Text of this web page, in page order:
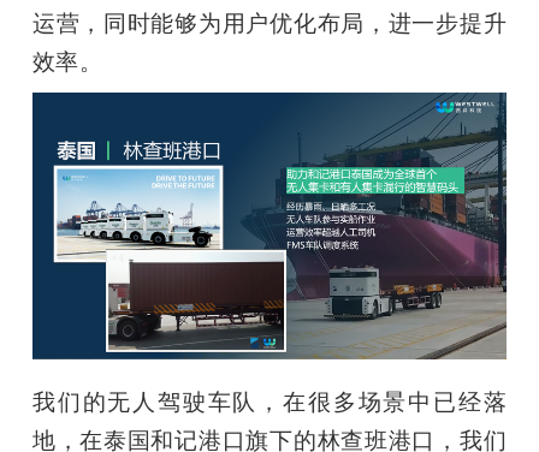
运营，同时能够为用户优化布局，进一步提升
效率。
我们的无人驾驶车队，在很多场景中已经落
地，在泰国和记港口旗下的林查班港口，我们